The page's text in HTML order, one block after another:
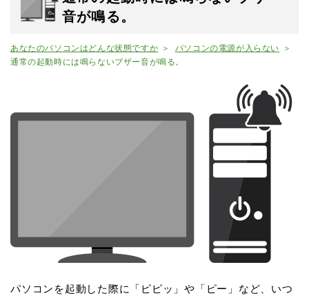
音が鳴る。
あなたのパソコンはどんな状態ですか
パソコンの電源が入らない
通常の起動時には鳴らないブザー音が鳴る。
パソコンを起動した際に「ピピッ」や「ピー」など、いつ